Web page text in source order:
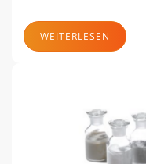
WEITERLESEN